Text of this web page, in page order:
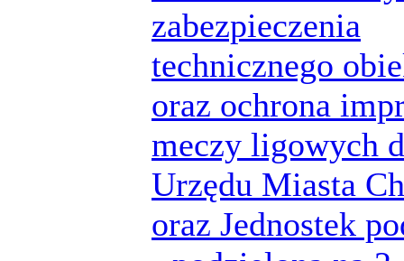
zabezpieczenia
technicznego
oraz ochrona
meczy ligowych
Urzędu Miasta
oraz Jednostek